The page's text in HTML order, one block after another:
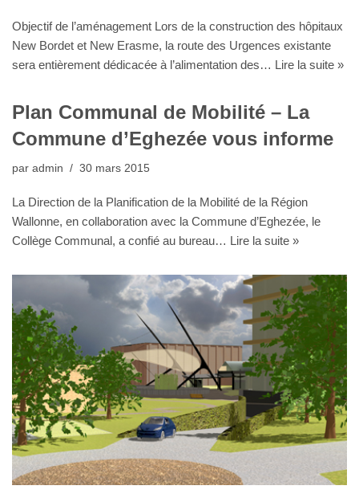
Objectif de l’aménagement Lors de la construction des hôpitaux
New Bordet et New Erasme, la route des Urgences existante
sera entièrement dédicacée à l’alimentation des… Lire la suite »
Plan Communal de Mobilité – La
Commune d’Eghezée vous informe
par admin 30 mars 2015
La Direction de la Planification de la Mobilité de la Région
Wallonne, en collaboration avec la Commune d’Eghezée, le
Collège Communal, a confié au bureau… Lire la suite »